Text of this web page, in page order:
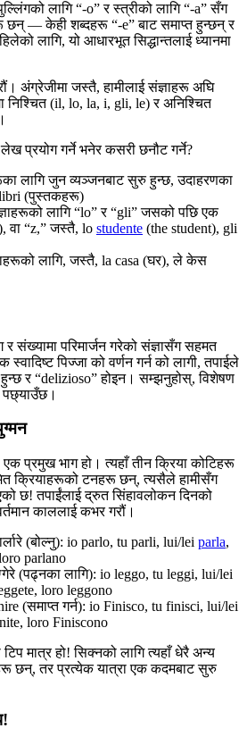
लागि “-o” र स्त्रीको लागि “-a” सँग
छन् — केही शब्दहरू “-e” बाट समाप्त हुन्छन् र
लागि, यो आधारभूत सिद्धान्तलाई ध्यानमा
अंग्रेजीमा जस्तै, हामीलाई संज्ञाहरू अघि
निश्चित (il, lo, la, i, gli, le) र अनिश्चित
प्रयोग गर्ने भनेर कसरी छनौट गर्ने?
लागि जुन व्यञ्जनबाट सुरु हुन्छ, उदाहरणका
libri (पुस्तकहरू)
लागि “lo” र “gli” जसको पछि एक
वा “z,” जस्तै, lo studente (the student), gli
लागि, जस्तै, la casa (घर), ले केस
संख्यामा परिमार्जन गरेको संज्ञासँग सहमत
पिज्जा को वर्णन गर्न को लागी, तपाईले
र “delizioso” होइन। सम्झनुहोस्, विशेषण
पछ्याउँछ।
प्रमुख भाग हो। त्यहाँ तीन क्रिया कोटिहरू
क्रियाहरूको टनहरू छन्, त्यसैले हामीसँग
छ! तपाईंलाई द्रुत सिंहावलोकन दिनको
काललाई कभर गरौं।
(बोल्नु): io parlo, tu parli, lui/lei parla,
parlano
(पढ्नका लागि): io leggo, tu leggi, lui/lei
loro leggono
(समाप्त गर्न): io Finisco, tu finisci, lui/lei
loro Finiscono
टिप मात्र हो! सिक्नको लागि त्यहाँ धेरै अन्य
छन्, तर प्रत्येक यात्रा एक कदमबाट सुरु